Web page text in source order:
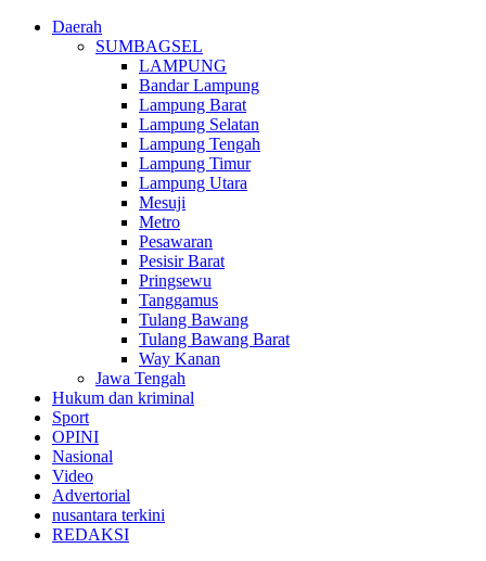
Daerah
SUMBAGSEL
LAMPUNG
Bandar Lampung
Lampung Barat
Lampung Selatan
Lampung Tengah
Lampung Timur
Lampung Utara
Mesuji
Metro
Pesawaran
Pesisir Barat
Pringsewu
Tanggamus
Tulang Bawang
Tulang Bawang Barat
Way Kanan
Jawa Tengah
Hukum dan kriminal
Sport
OPINI
Nasional
Video
Advertorial
nusantara terkini
REDAKSI